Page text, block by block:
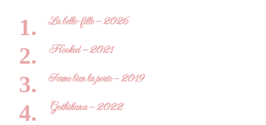
La belle-fille – 2026
Hooked – 2021
Ferme bien la porte – 2019
Gothikana – 2022